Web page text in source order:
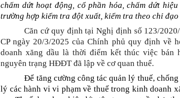
chấm dứt hoạt động, cổ phần hóa, chấm dứt
trường hợp kiểm tra đột xuất, kiểm tra theo chỉ
Căn cứ quy định tại Nghị định số 123/
CP ngày 20/3/2025 của Chính phủ quy định
doanh xăng dầu là thời điểm kết thúc việc bán
nguyên trạng HĐĐT đã lập về cơ quan thuế.
Để tăng cường công tác quản lý thuế,
lý các hành vi vi phạm về thuế trong kinh doanh